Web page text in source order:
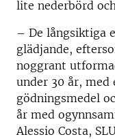
lite nederbörd
– De långsiktiga
glädjande,
noggrant
under 30 år,
gödningsmedel
år med
Alessio Costa,